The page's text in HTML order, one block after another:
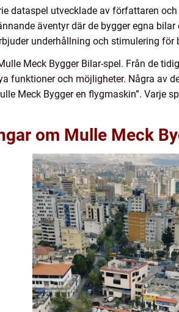
dataspel utvecklade av författaren
äventyr där de bygger egna
underhållning och stimulering för
Meck Bygger Bilar-spel. Från de
funktioner och möjligheter. Några av
Meck Bygger en flygmaskin”.
om Mulle Meck